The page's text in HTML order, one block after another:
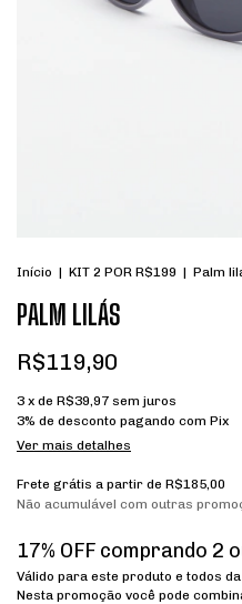
Início | KIT 2 POR R$199 | Palm
PALM LILÁS
R$119,90
3 x de R$39,97 sem juros
3% de desconto pagando com Pix
Ver mais detalhes
Frete grátis a partir de R$185,00
Não acumulável com outras
17% OFF comprando 2
Válido para este produto e todos da
Nesta promoção você pode